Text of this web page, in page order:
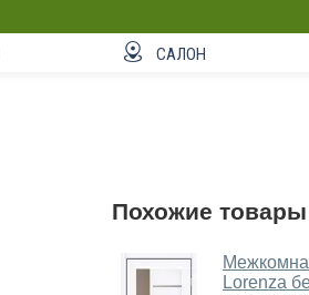
САЛОН
Похожие товары
Lorenza